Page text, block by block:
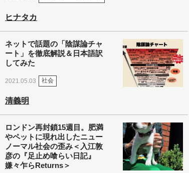
ヒナタカ
ネットで話題の「陰謀論チャ
ート」を徹底解説＆日本語訳
してみた
2021.05.03 社会
清義明
ロンドン再封鎖15週目。肥満
やペットに現れ出したニュー
ノーマル社会の歪み＜入江敦
彦の『足止め喰らい日記』
嫌々乍らReturns＞